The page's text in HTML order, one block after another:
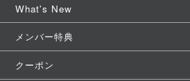
What's New
メンバー特典
クーポン